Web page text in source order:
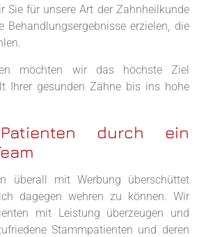
Sie für unsere Art der Zahnheilkunde
Behandlungsergebnisse erzielen, die
möchten wir das höchste Ziel
Ihrer gesunden Zähne bis ins hohe
durch ein
überall mit Werbung überschüttet
dagegen wehren zu können. Wir
mit Leistung überzeugen und
Stammpatienten und deren